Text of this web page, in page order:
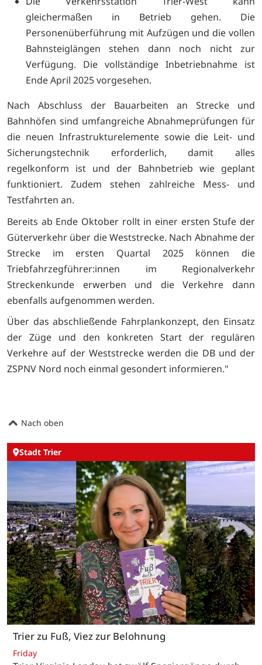
gleichermaßen in Betrieb gehen. Die
Personenüberführung mit Aufzügen und die vollen
Bahnsteiglängen stehen dann noch nicht zur
Verfügung. Die vollständige Inbetriebnahme ist
Ende April 2025 vorgesehen.
Nach Abschluss der Bauarbeiten an Strecke und
Bahnhöfen sind umfangreiche Abnahmeprüfungen für
die neuen Infrastrukturelemente sowie die Leit- und
Sicherungstechnik erforderlich, damit alles
regelkonform ist und der Bahnbetrieb wie geplant
funktioniert. Zudem stehen zahlreiche Mess- und
Testfahrten an.
Bereits ab Ende Oktober rollt in einer ersten Stufe der
Güterverkehr über die Weststrecke. Nach Abnahme der
Strecke im ersten Quartal 2025 können die
Triebfahrzegführer:innen im Regionalverkehr
Streckenkunde erwerben und die Verkehre dann
ebenfalls aufgenommen werden.
Über das abschließende Fahrplankonzept, den Einsatz
der Züge und den konkreten Start der regulären
Verkehre auf der Weststrecke werden die DB und der
ZSPNV Nord noch einmal gesondert informieren."
Nach oben
Stadt Trier
Trier zu Fuß, Viez zur Belohnung
Friday